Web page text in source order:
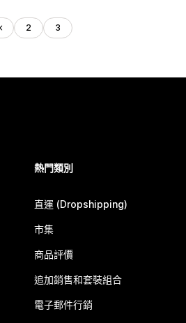
2 3
熱門類別
直運 (Dropshipping)
市集
商品評價
追加銷售和套裝組合
電子郵件行銷